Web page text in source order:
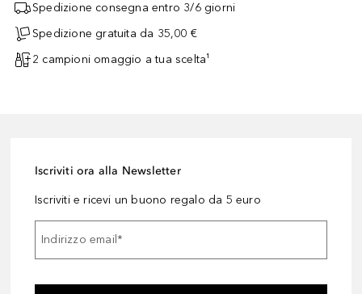
Spedizione consegna entro 3/6 giorni
Spedizione gratuita da 35,00 €
2 campioni omaggio a tua scelta¹
Iscriviti ora alla Newsletter
Iscriviti e ricevi un buono regalo da 5 euro
Indirizzo email*